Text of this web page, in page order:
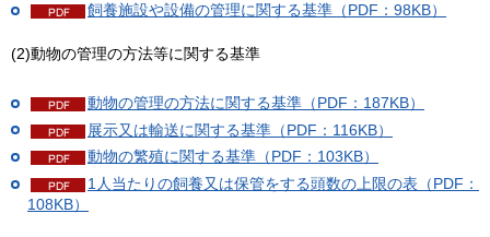
飼養施設や設備の管理に関する基準（PDF：98KB）
(2)動物の管理の方法等に関する基準
動物の管理の方法に関する基準（PDF：187KB）
展示又は輸送に関する基準（PDF：116KB）
動物の繁殖に関する基準（PDF：103KB）
1人当たりの飼養又は保管をする頭数の上限の表（PDF：
108KB）